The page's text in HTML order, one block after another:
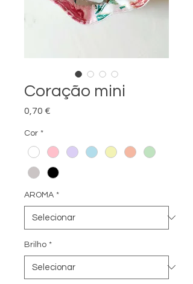
Coração mini
0,70 €
Cor *
AROMA *
Brilho *